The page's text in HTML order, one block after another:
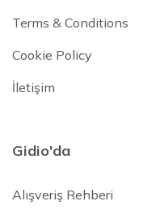
Terms & Conditions
Cookie Policy
İletişim
Gidio'da
Alışveriş Rehberi